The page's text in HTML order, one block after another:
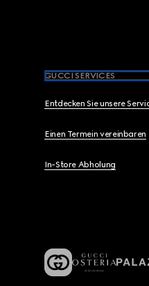
GUCCI SERVICES
Entdecken Sie unsere
Einen Termein vereinbaren
In-Store Abholung